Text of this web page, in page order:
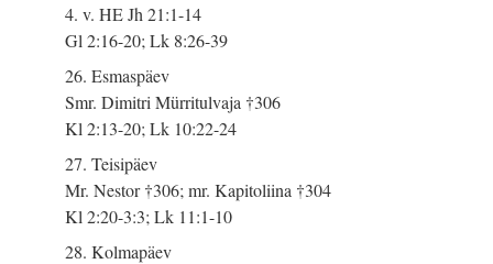
4. v. HE Jh 21:1-14
Gl 2:16-20; Lk 8:26-39
26. Esmaspäev
Smr. Dimitri Mürritulvaja †306
Kl 2:13-20; Lk 10:22-24
27. Teisipäev
Mr. Nestor †306; mr. Kapitoliina †304
Kl 2:20-3:3; Lk 11:1-10
28. Kolmapäev